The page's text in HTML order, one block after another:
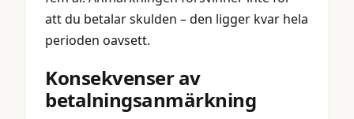
att du betalar skulden – den ligger kvar hela
perioden oavsett.
Konsekvenser av
betalningsanmärkning